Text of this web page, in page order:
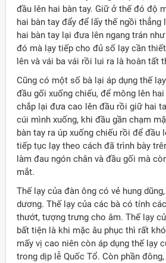
đầu lên hai bàn tay. Giữ ở thế đó độ
hai bàn tay đẩy để lấy thế ngồi thẳng
hai bàn tay lại đưa lên ngang trán
đó mà lạy tiếp cho đủ số lạy cần
lên và vái ba vái rồi lui ra là hoàn tất
Cũng có một số bà lại áp dụng thế
đầu gối xuống chiếu, để mông lên
chắp lại đưa cao lên đầu rồi giữ hai
cúi mình xuống, khi đầu gần chạm
bàn tay ra úp xuống chiếu rồi để đầu
tiếp tục lạy theo cách đã trình bày
làm đau ngón chân và đầu gối mà
mắt.
Thế lạy của đàn ông có vẻ hung
dương. Thế lạy của các bà có tính
thướt, tượng trưng cho âm. Thế lạy
bất tiện là khi mặc âu phục thì rất
mấy vị cao niên còn áp dụng thế lạy
trong dịp lễ Quốc Tổ. Còn phần